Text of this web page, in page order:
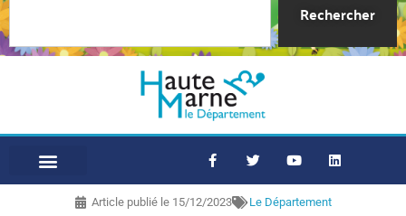
Rechercher
Article publié le 15/12/2023 Le Département